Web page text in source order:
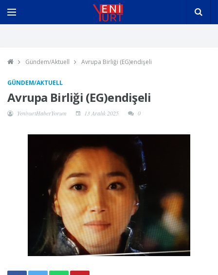
Gündem/Aktuell Avrupa Birliği (EG)endişeli
GÜNDEM/AKTUELL
Avrupa Birliği (EG)endişeli
YeniyurtHaberYorum 13 Aralık 2025 0